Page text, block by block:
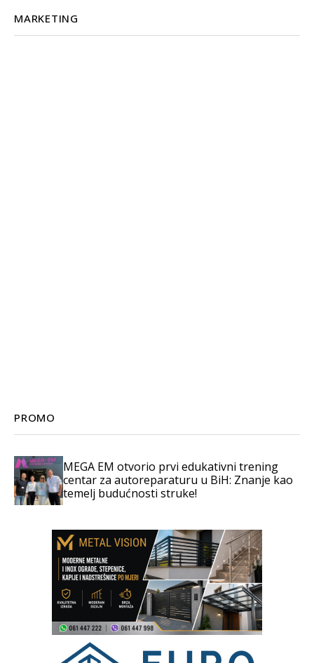
MARKETING
PROMO
MEGA EM otvorio prvi edukativni trening
centar za autoreparaturu u BiH: Znanje kao
temelj budućnosti struke!